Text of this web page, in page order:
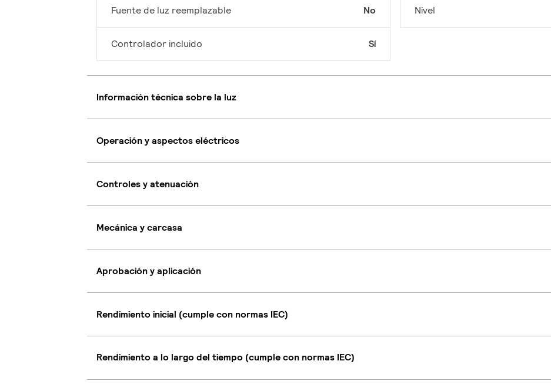
Fuente de luz reemplazable No
Controlador incluido Sí
Nivel
Información técnica sobre la luz
Operación y aspectos eléctricos
Controles y atenuación
Mecánica y carcasa
Aprobación y aplicación
Rendimiento inicial (cumple con normas IEC)
Rendimiento a lo largo del tiempo (cumple con normas IEC)